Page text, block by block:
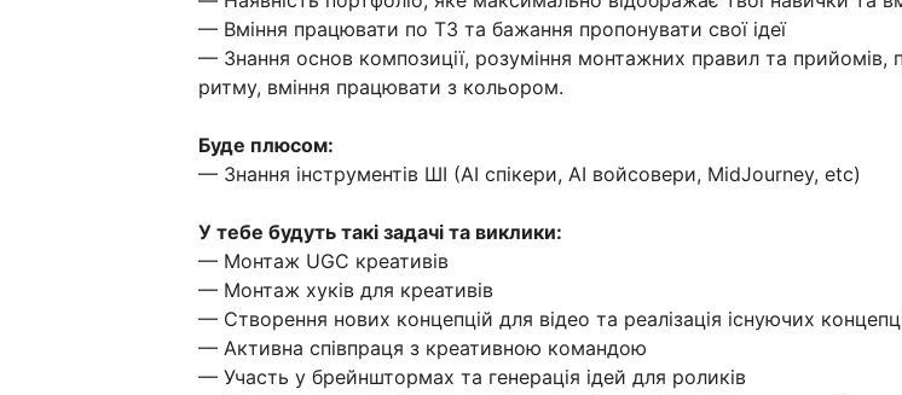
— Вміння працювати по ТЗ та бажання пропонувати свої ідеї
— Знання основ композиції, розуміння монтажних правил та прийомів,
ритму, вміння працювати з кольором.
Буде плюсом:
— Знання інструментів ШІ (AI спікери, AI войсовери, MidJourney, etc)
У тебе будуть такі задачі та виклики:
— Монтаж UGC креативів
— Монтаж хуків для креативів
— Створення нових концепцій для відео та реалізація існуючих
— Активна співпраця з креативною командою
— Участь у брейнштормах та генерація ідей для роликів